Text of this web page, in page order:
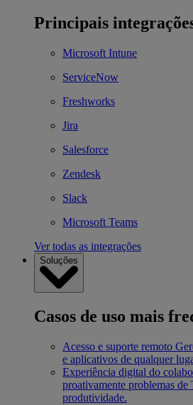
Principais
Microsoft Intune
ServiceNow
Freshworks
Jira
Salesforce
Zendesk
Slack
Microsoft Teams
Ver todas as integrações
Soluções
Casos de uso mais
Acesso e suporte remoto
e aplicativos de qualquer
Experiência digital do
proativamente problemas de
produtividade.